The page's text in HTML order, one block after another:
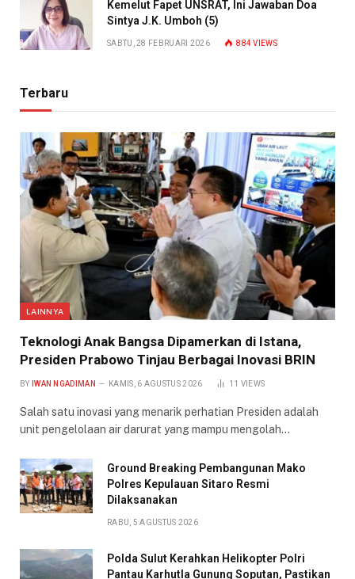
Kemelut Fapet UNSRAT, Ini Jawaban Doa
Sintya J.K. Umboh (5)
SABTU, 28 FEBRUARI 2026 884VIEWS
Terbaru
LAINNYA
Teknologi Anak Bangsa Dipamerkan di Istana,
Presiden Prabowo Tinjau Berbagai Inovasi BRIN
BY IWAN NGADIMAN KAMIS, 6 AGUSTUS 2026 11 VIEWS
Salah satu inovasi yang menarik perhatian Presiden adalah
unit pengelolaan air darurat yang mampu mengolah…
Ground Breaking Pembangunan Mako
Polres Kepulauan Sitaro Resmi
Dilaksanakan
RABU, 5 AGUSTUS 2026
Polda Sulut Kerahkan Helikopter Polri
Pantau Karhutla Gunung Soputan, Pastikan